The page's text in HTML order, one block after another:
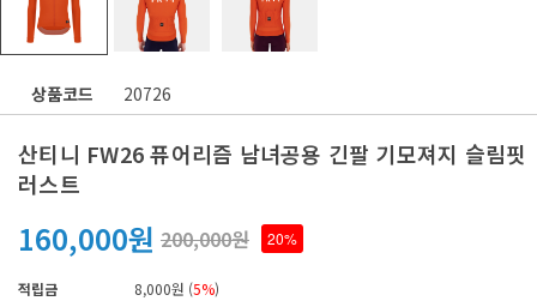
상품코드 20726
산티니 FW26 퓨어리즘 남녀공용 긴팔 기모져지 슬림핏
러스트
160,000원 200,000원 20%
적립금 8,000원 (5%)